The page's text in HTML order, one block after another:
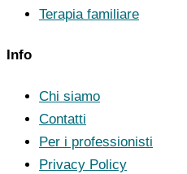
Terapia familiare
Info
Chi siamo
Contatti
Per i professionisti
Privacy Policy